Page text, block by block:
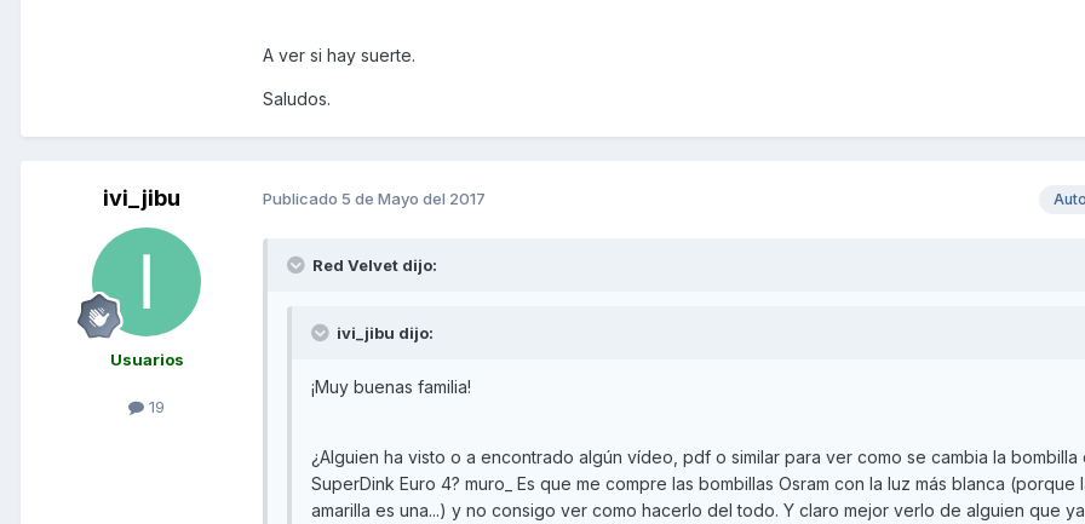
A ver si hay suerte.
Saludos.
ivi_jibu
Usuarios
19
Publicado 5 de Mayo del 2017
Red Velvet dijo:
ivi_jibu dijo:
¡Muy buenas familia!
¿Alguien ha visto o a encontrado algún vídeo, pdf o similar para ver como se cambia la bombilla
SuperDink Euro 4? muro_ Es que me compre las bombillas Osram con la luz más blanca (porque
amarilla es una...) y no consigo ver como hacerlo del todo. Y claro mejor verlo de alguien que